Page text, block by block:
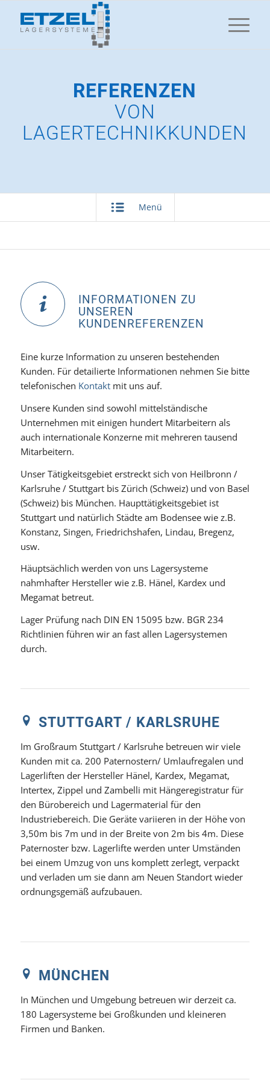
REFERENZEN
VON
LAGERTECHNIKKUNDEN
Menü
INFORMATIONEN ZU
UNSEREN
KUNDENREFERENZEN
Eine kurze Information zu unseren bestehenden
Kunden. Für detailierte Informationen nehmen Sie bitte
telefonischen Kontaktmit uns auf.
Unsere Kunden sind sowohl mittelständische
Unternehmen mit einigen hundert Mitarbeitern als
auch internationale Konzerne mit mehreren tausend
Mitarbeitern.
Unser Tätigkeitsgebiet erstreckt sich von Heilbronn /
Karlsruhe / Stuttgart bis Zürich (Schweiz) und von Basel
(Schweiz) bis München. Haupttätigkeitsgebiet ist
Stuttgart und natürlich Städte am Bodensee wie z.B.
Konstanz, Singen, Friedrichshafen, Lindau, Bregenz,
usw.
Häuptsächlich werden von uns Lagersysteme
nahmhafter Hersteller wie z.B. Hänel, Kardex und
Megamat betreut.
Lager Prüfung nach DIN EN 15095 bzw. BGR 234
Richtlinien führen wir an fast allen Lagersystemen
durch.
STUTTGART / KARLSRUHE
Im Großraum Stuttgart / Karlsruhe betreuen wir viele
Kunden mit ca. 200 Paternostern/ Umlaufregalen und
Lagerliften der Hersteller Hänel, Kardex, Megamat,
Intertex, Zippel und Zambelli mit Hängeregistratur für
den Bürobereich und Lagermaterial für den
Industriebereich. Die Geräte variieren in der Höhe von
3,50m bis 7m und in der Breite von 2m bis 4m. Diese
Paternoster bzw. Lagerlifte werden unter Umständen
bei einem Umzug von uns komplett zerlegt, verpackt
und verladen um sie dann am Neuen Standort wieder
ordnungsgemäß aufzubauen.
MÜNCHEN
In München und Umgebung betreuen wir derzeit ca.
180 Lagersysteme bei Großkunden und kleineren
Firmen und Banken.